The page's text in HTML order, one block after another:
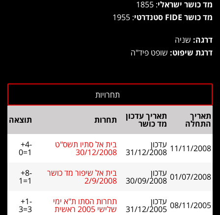
מד כושר ישראלי: 1855
מד כושר FIDE סטנדרטי
: 1955
דרגה: שניה
דרגת שיפוט: שופט פיד"ה
תאריך
התחלה
תאריך עדכון
מד כושר תחרות תוצאה
11/11/2008 עדכון
31/12/2008
בית אל סתיו תשס"ט
30/12/2008
+4-
0=1
01/07/2008 עדכון
30/09/2008
בית אל שיפור מד כושר
2/9/2008
+8-
1=1
08/11/2005 עדכון
31/12/2005
תחרות הסתו ת"א ימי
שלישי 2005 ראשית
+1-
3=3